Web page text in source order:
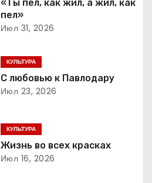
«Ты пел, как жил, а жил, как
пел»
Июл 31, 2026
КУЛЬТУРА
С любовью к Павлодару
Июл 23, 2026
КУЛЬТУРА
Жизнь во всех красках
Июл 16, 2026